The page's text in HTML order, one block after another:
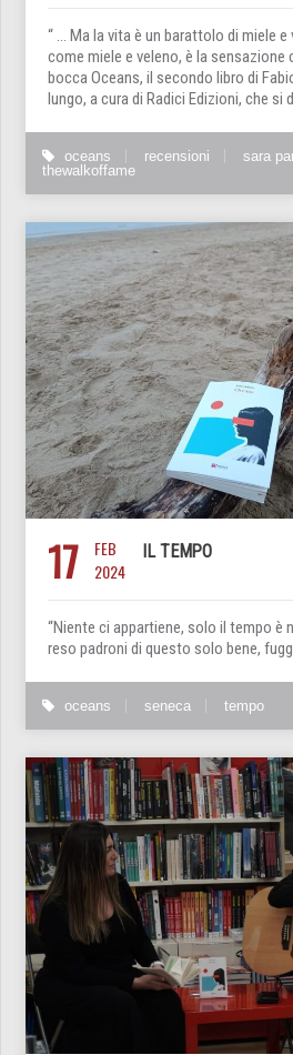
“ … Ma la vita è un barattolo di miele e
come miele e veleno, è la sensazione
bocca Oceans, il secondo libro di
lungo, a cura di Radici Edizioni, che si
oceans recensioni
sara
thewalkoffame
17
FEB
2024
IL TEMPO
“Niente ci appartiene, solo il tempo è
reso padroni di questo solo bene,
oceans seneca tempo